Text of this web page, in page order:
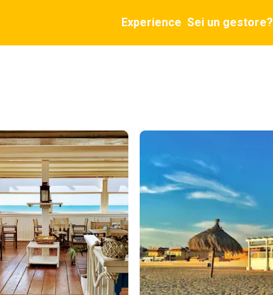
Experience Sei un gestore?